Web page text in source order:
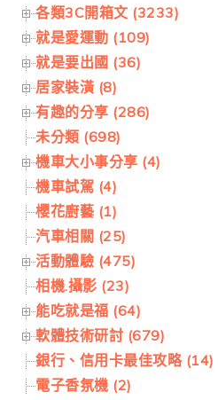
各類3C開箱文 (3233)
就是愛運動 (109)
就是要出國 (36)
居家裝潢 (8)
有趣的分享 (286)
未分類 (698)
機車大小事分享 (4)
機車試駕 (4)
櫻花廚藝 (1)
汽車相關 (25)
活動體驗 (475)
相機.攝影 (23)
能吃就是福 (64)
軟體技術研討 (679)
銀行、信用卡最佳攻略 (14)
電子香氛機 (2)